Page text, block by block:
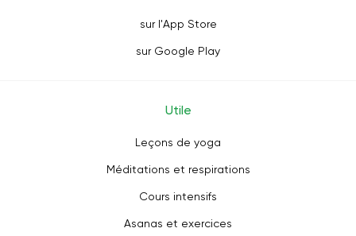
sur l'App Store
sur Google Play
Utile
Leçons de yoga
Méditations et respirations
Cours intensifs
Asanas et exercices